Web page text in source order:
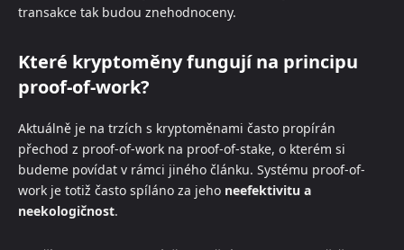
transakce tak budou znehodnoceny.
Které kryptoměny fungují na principu
proof-of-work?
Aktuálně je na trzích s kryptoměnami často propírán
přechod z proof-of-work na proof-of-stake, o kterém si
budeme povídat v rámci jiného článku. Systému proof-of-
work je totiž často spíláno za jeho neefektivitu a
neekologičnost.